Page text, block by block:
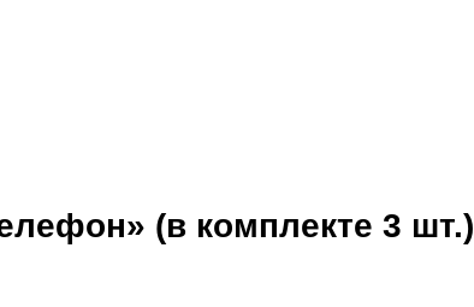
(в комплекте 3 шт.)